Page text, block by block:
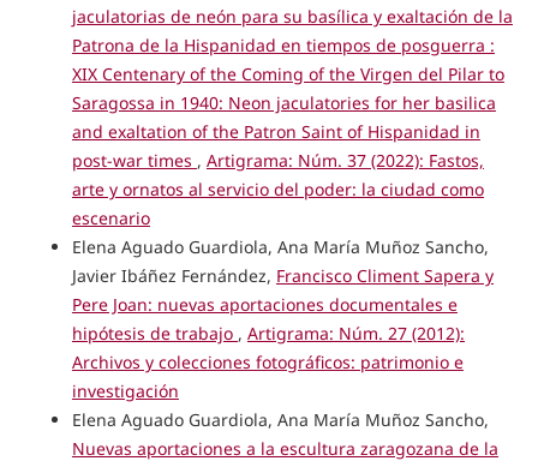
jaculatorias de neón para su basílica y exaltación de la
Patrona de la Hispanidad en tiempos de posguerra :
XIX Centenary of the Coming of the Virgen del Pilar to
Saragossa in 1940: Neon jaculatories for her basilica
and exaltation of the Patron Saint of Hispanidad in
post-war times , Artigrama: Núm. 37 (2022): Fastos,
arte y ornatos al servicio del poder: la ciudad como
escenario
Elena Aguado Guardiola, Ana María Muñoz Sancho,
Javier Ibáñez Fernández, Francisco Climent Sapera y
Pere Joan: nuevas aportaciones documentales e
hipótesis de trabajo , Artigrama: Núm. 27 (2012):
Archivos y colecciones fotográficos: patrimonio e
investigación
Elena Aguado Guardiola, Ana María Muñoz Sancho,
Nuevas aportaciones a la escultura zaragozana de la